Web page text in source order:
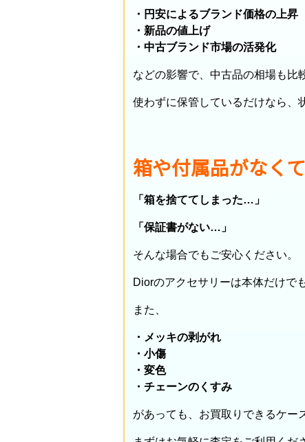
・円安によるブランド価格の上昇
・新品の値上げ
・中古ブランド市場の活発化
などの影響で、中古品の相場も比
使わずに保管しているだけなら、
箱や付属品がなく
「箱を捨ててしまった…」
「保証書がない…」
そんな場合でもご安心ください。
Diorのアクセサリーは本体だけで
また、
・メッキの剥がれ
・小傷
・変色
・チェーンのくすみ
があっても、お買取りできるケー